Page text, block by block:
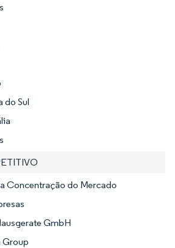
do Sul
Concentração do Mercado
GmbH
Group